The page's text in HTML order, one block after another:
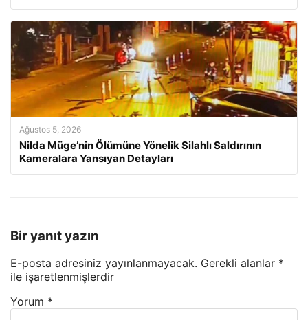
Ağustos 5, 2026
Nilda Müge’nin Ölümüne Yönelik Silahlı Saldırının
Kameralara Yansıyan Detayları
Bir yanıt yazın
E-posta adresiniz yayınlanmayacak. Gerekli alanlar *
ile işaretlenmişlerdir
Yorum *